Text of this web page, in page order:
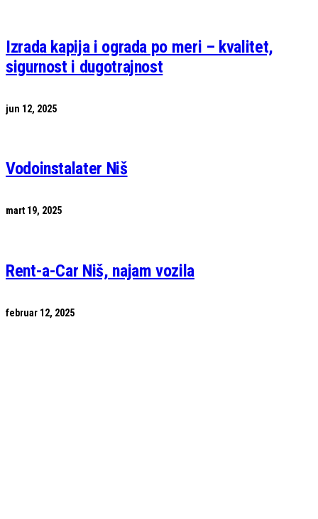
Izrada kapija i ograda po meri – kvalitet,
sigurnost i dugotrajnost
jun 12, 2025
Vodoinstalater Niš
mart 19, 2025
Rent-a-Car Niš, najam vozila
februar 12, 2025